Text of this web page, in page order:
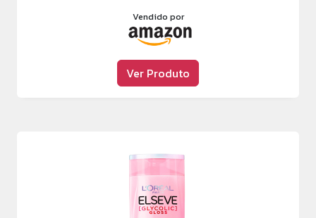
Vendido por
Ver Produto